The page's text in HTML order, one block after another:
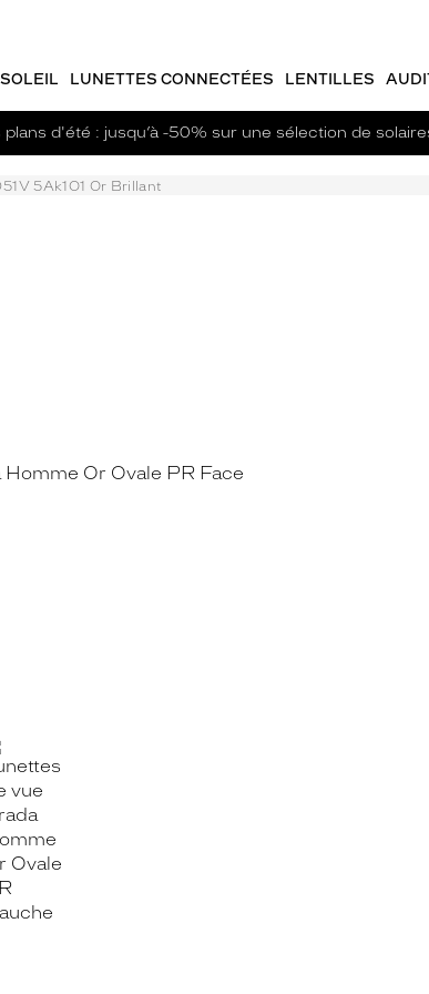
LUNETTES CONNECTÉES LENTILLES
plans d'été : jusqu’à -50% sur une sélection de
5Ak1O1 Or Brillant